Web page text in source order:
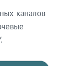
каналов